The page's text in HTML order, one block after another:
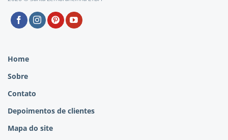
Home
Sobre
Contato
Depoimentos de clientes
Mapa do site